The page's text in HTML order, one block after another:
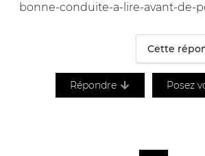
bonne-conduite-a-lire-avant-de-
Cette
Répondre Posez